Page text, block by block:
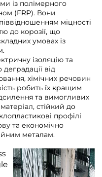
із полімерного
(FRP). Вони
міцності
до корозії, що
умовах із
ізоляцію та
деградації від
хімічних речовин
робить їх кращим
та вимогливих
стійкий до
профілі
та економічно
металам.